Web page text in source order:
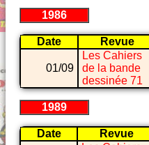
1986
Date Revue
01/09
Les Cahiers
de la bande
dessinée 71
1989
Date Revue